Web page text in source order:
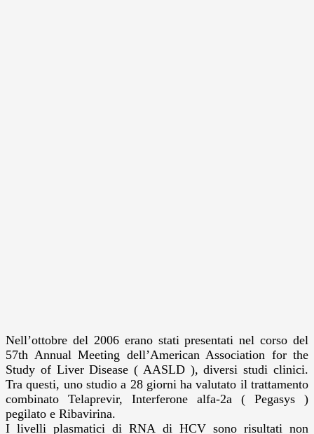
Nell’ottobre del 2006 erano stati presentati nel corso del
57th Annual Meeting dell’American Association for the
Study of Liver Disease ( AASLD ), diversi studi clinici.
Tra questi, uno studio a 28 giorni ha valutato il trattamento
combinato Telaprevir, Interferone alfa-2a ( Pegasys )
pegilato e Ribavirina.
I livelli plasmatici di RNA di HCV sono risultati non